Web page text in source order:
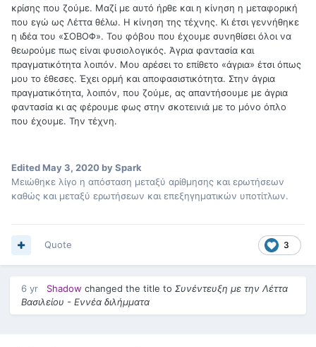
κρίσης που ζούμε. Μαζί με αυτό ήρθε και η κίνηση η μεταφορική
που εγώ ως Λέττα θέλω. Η κίνηση της τέχνης. Κι έτσι γεννήθηκε
η ιδέα του «ΣΟΒΟΦ». Του φόβου που έχουμε συνηθίσει όλοι να
θεωρούμε πως είναι φυσιολογικός. Άγρια φαντασία και
πραγματικότητα λοιπόν. Μου αρέσει το επίθετο «άγρια» έτσι όπως
μου το έθεσες. Έχει ορμή και αποφασιστικότητα. Στην άγρια
πραγματικότητα, λοιπόν, που ζούμε, ας απαντήσουμε με άγρια
φαντασία κι ας φέρουμε φως στην σκοτεινιά με το μόνο όπλο
που έχουμε. Την τέχνη.
EditedMay 3, 2020by Spark
Μειώθηκε λίγο η απόσταση μεταξύ αρίθμησης και ερωτήσεων
καθώς και μεταξύ ερωτήσεων και επεξηγηματικών υποτίτλων.
3
Quote
6 yr Shadow changed the title to Συνέντευξη με την Λέττα
Βασιλείου - Εννέα διλήμματα